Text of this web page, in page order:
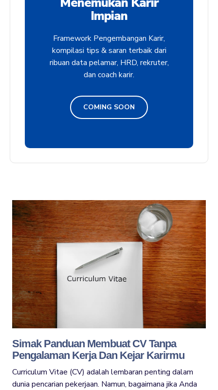
Impian
Framework Pengembangan Karir,
kompilasi tips & saran terbaik dari
ribuan data pelamar, HRD, rekruter,
dan coach karir.
COMING SOON
Simak Panduan Membuat CV Tanpa
Pengalaman Kerja Dan Kejar Karirmu
Curriculum Vitae (CV) adalah lembaran penting dalam
dunia pencarian pekerjaan. Namun, bagaimana jika Anda